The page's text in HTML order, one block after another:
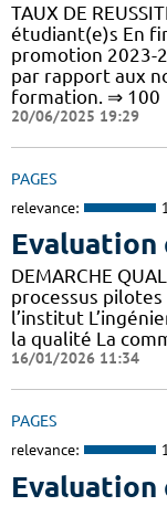
TAUX DE
étudiant(e)s En
promotion 2023-
par rapport aux
formation. ⇒ 100
20/06/2025 19:29
PAGES
relevance:
Evaluation
DEMARCHE
processus
l’institut
la qualité La
16/01/2026 11:34
PAGES
relevance:
Evaluation